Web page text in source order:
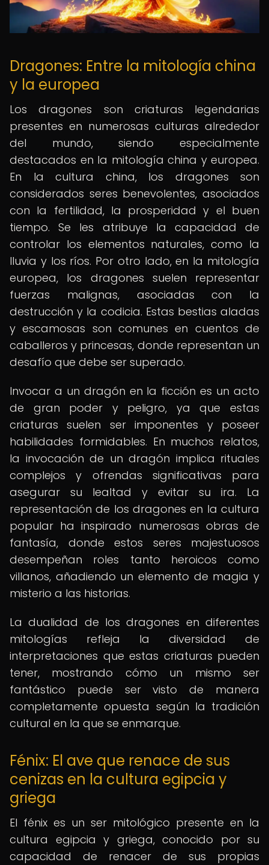
Dragones: Entre la mitología china
y la europea
Los dragones son criaturas legendarias
presentes en numerosas culturas alrededor
del mundo, siendo especialmente
destacados en la mitología china y europea.
En la cultura china, los dragones son
considerados seres benevolentes, asociados
con la fertilidad, la prosperidad y el buen
tiempo. Se les atribuye la capacidad de
controlar los elementos naturales, como la
lluvia y los ríos. Por otro lado, en la mitología
europea, los dragones suelen representar
fuerzas malignas, asociadas con la
destrucción y la codicia. Estas bestias aladas
y escamosas son comunes en cuentos de
caballeros y princesas, donde representan un
desafío que debe ser superado.
Invocar a un dragón en la ficción es un acto
de gran poder y peligro, ya que estas
criaturas suelen ser imponentes y poseer
habilidades formidables. En muchos relatos,
la invocación de un dragón implica rituales
complejos y ofrendas significativas para
asegurar su lealtad y evitar su ira. La
representación de los dragones en la cultura
popular ha inspirado numerosas obras de
fantasía, donde estos seres majestuosos
desempeñan roles tanto heroicos como
villanos, añadiendo un elemento de magia y
misterio a las historias.
La dualidad de los dragones en diferentes
mitologías refleja la diversidad de
interpretaciones que estas criaturas pueden
tener, mostrando cómo un mismo ser
fantástico puede ser visto de manera
completamente opuesta según la tradición
cultural en la que se enmarque.
Fénix: El ave que renace de sus
cenizas en la cultura egipcia y
griega
El fénix es un ser mitológico presente en la
cultura egipcia y griega, conocido por su
capacidad de renacer de sus propias